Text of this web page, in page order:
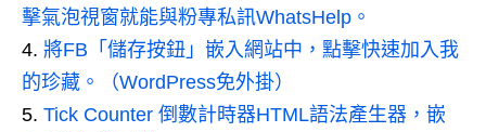
擊氣泡視窗就能與粉專私訊WhatsHelp。
將FB「儲存按鈕」嵌入網站中，點擊快速加入我
的珍藏。（WordPress免外掛）
Tick Counter 倒數計時器HTML語法產生器，嵌